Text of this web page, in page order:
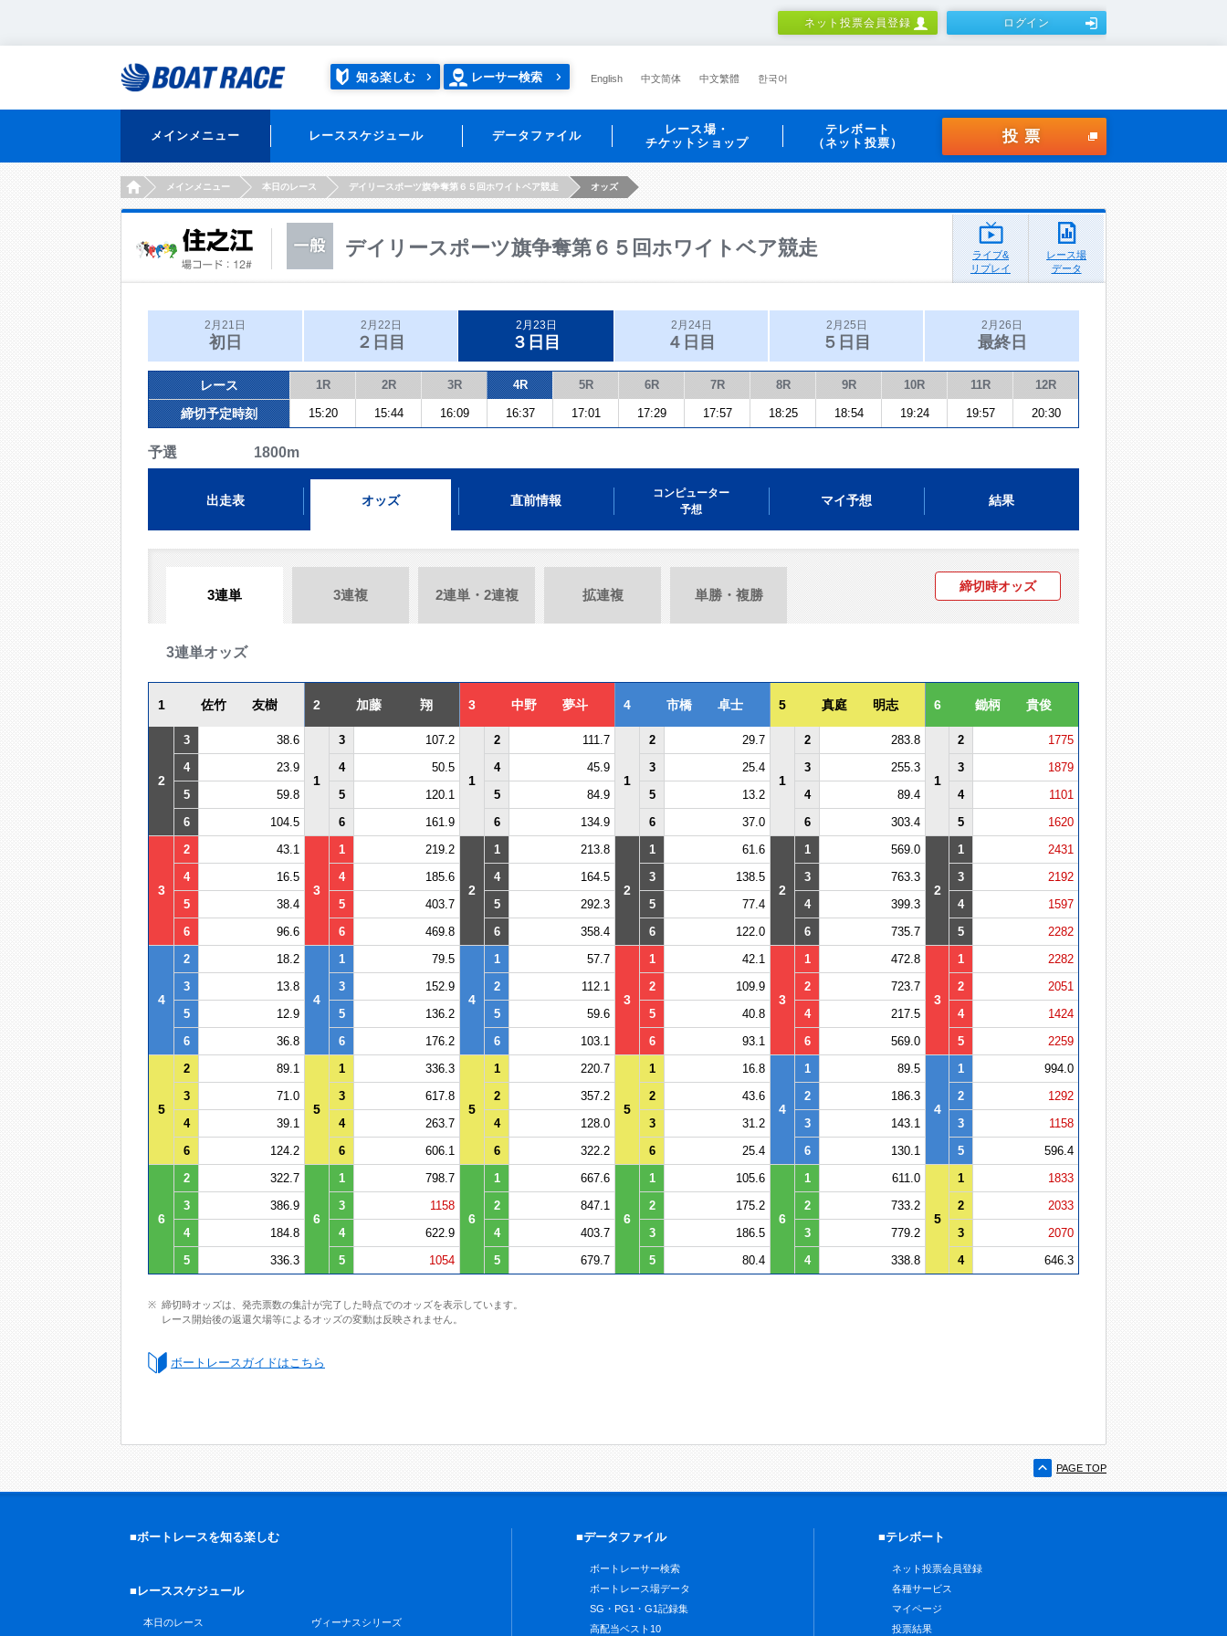
ネット投票会員登録 ログイン
知る楽しむ レーサー検索 English 中文简体 中文繁體 한국어
メインメニュー レーススケジュール データファイル
レース場・
チケットショップ
テレボート
（ネット投票）
投票
HOMEメインメニュー 本日のレース デイリースポーツ旗争奪第６５回ホワイトベア競走 オッズ
デイリースポーツ旗争奪第６５回ホワイトベア競走
ライブ&
リプレイ
レース場
データ
2月21日
初日
2月22日
２日目
2月23日
３日目
2月24日
４日目
2月25日
５日目
2月26日
最終日
レース 1R 2R 3R 4R 5R 6R 7R 8R 9R 10R 11R 12R
締切予定時刻 15:20 15:44 16:09 16:37 17:01 17:29 17:57 18:25 18:54 19:24 19:57 20:30
予選 1800m
出走表 オッズ 直前情報
コンピューター
予想
マイ予想 結果
3連単 3連複 2連単・2連複 拡連複 単勝・複勝
締切時オッズ
3連単オッズ
1 佐竹 友樹 2 加藤 翔 3 中野 夢斗 4 市橋 卓士 5 真庭 明志 6 鋤柄 貴俊
2
3 38.6
1
3 107.2
1
2 111.7
1
2 29.7
1
2 283.8
1
2
1775
4
23.9 4 50.5 4 45.9 3 25.4 3 255.3 3
1879
5
59.8 5 120.1 5 84.9 5 13.2 4 89.4 4
1101
6
104.5 6 161.9 6 134.9 6 37.0 6 303.4 5 1620
3
2 43.1
3
1 219.2
2
1 213.8
2
1 61.6
2
1 569.0
2
1
2431
4
16.5 4 185.6 4 164.5 3 138.5 3 763.3 3
2192
5
38.4 5 403.7 5 292.3 5 77.4 4 399.3 4
1597
6
96.6 6 469.8 6 358.4 6 122.0 6 735.7 5 2282
4
2 18.2
4
1 79.5
4
1 57.7
3
1 42.1
3
1 472.8
3
1
2282
3
13.8 3 152.9 2 112.1 2 109.9 2 723.7 2
2051
5
12.9 5 136.2 5 59.6 5 40.8 4 217.5 4
1424
6
36.8 6 176.2 6 103.1 6 93.1 6 569.0 5 2259
5
2 89.1
5
1 336.3
5
1 220.7
5
1 16.8
4
1 89.5
4
1
994.0
3
71.0 3 617.8 2 357.2 2 43.6 2 186.3 2
1292
4
39.1 4 263.7 4 128.0 3 31.2 3 143.1 3
1158
6
124.2 6 606.1 6 322.2 6 25.4 6 130.1 5 596.4
6
2 322.7
6
1 798.7
6
1 667.6
6
1 105.6
6
1 611.0
5
1
1833
3
386.9 3 1158 2 847.1 2 175.2 2 733.2 2
2033
4
184.8 4 622.9 4 403.7 3 186.5 3 779.2 3
2070
5
336.3 5 1054 5 679.7 5 80.4 4 338.8 4 646.3
締切時オッズは、発売票数の集計が完了した時点でのオッズを表示しています。
レース開始後の返還欠場等によるオッズの変動は反映されません。
ボートレースガイドはこちら
PAGE TOP
■ボートレースを知る楽しむ
■レーススケジュール
本日のレース ヴィーナスシリーズ
■データファイル
ボートレーサー検索
ボートレース場データ
SG・PG1・G1記録集
高配当ベスト10
■テレボート
ネット投票会員登録
各種サービス
マイページ
投票結果